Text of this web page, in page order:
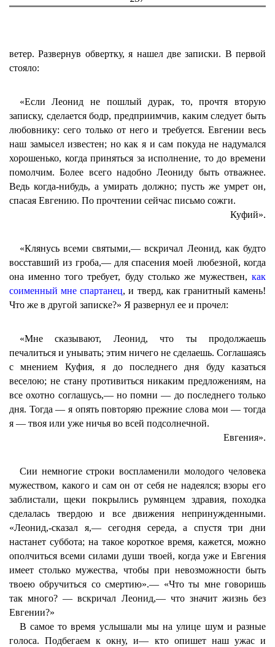
ветер. Развернув обвертку, я нашел две записки. В первой
стояло:
«Если Леонид не пошлый дурак, то, прочтя вторую
записку, сделается бодр, предприимчив, каким следует быть
любовнику: сего только от него и требуется. Евгении весь
наш замысел известен; но как я и сам покуда не надумался
хорошенько, когда приняться за исполнение, то до времени
помолчим. Более всего надобно Леониду быть отважнее.
Ведь когда-нибудь, а умирать должно; пусть же умрет он,
спасая Евгению. По прочтении сейчас письмо сожги.
Куфий».
«Клянусь всеми святыми,— вскричал Леонид, как будто
восставший из гроба,— для спасения моей любезной, когда
она именно того требует, буду столько же мужествен, как
соименный мне спартанец, и тверд, как гранитный камень!
Что же в другой записке?» Я развернул ее и прочел:
«Мне сказывают, Леонид, что ты продолжаешь
печалиться и унывать; этим ничего не сделаешь. Соглашаясь
с мнением Куфия, я до последнего дня буду казаться
веселою; не стану противиться никаким предложениям, на
все охотно соглашусь,— но помни — до последнего только
дня. Тогда — я опять повторяю прежние слова мои — тогда
я — твоя или уже ничья во всей подсолнечной.
Евгения».
Сии немногие строки воспламенили молодого человека
мужеством, какого и сам он от себя не надеялся; взоры его
заблистали, щеки покрылись румянцем здравия, походка
сделалась твердою и все движения непринужденными.
«Леонид,-сказал я,— сегодня середа, а спустя три дни
настанет суббота; на такое короткое время, кажется, можно
ополчиться всеми силами души твоей, когда уже и Евгения
имеет столько мужества, чтобы при невозможности быть
твоею обручиться со смертию».— «Что ты мне говоришь
так много? — вскричал Леонид,— что значит жизнь без
Евгении?»
В самое то время услышали мы на улице шум и разные
голоса. Подбегаем к окну, и— кто опишет наш ужас и